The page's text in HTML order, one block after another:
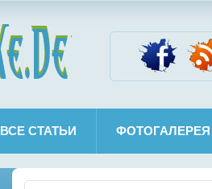
ВСЕ СТАТЬИ ФОТОГАЛЕРЕЯ